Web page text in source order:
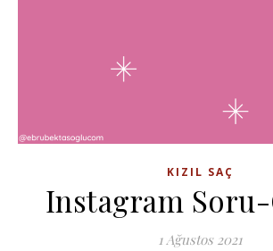
KIZIL SAÇ
Instagram
1 Ağustos 2021